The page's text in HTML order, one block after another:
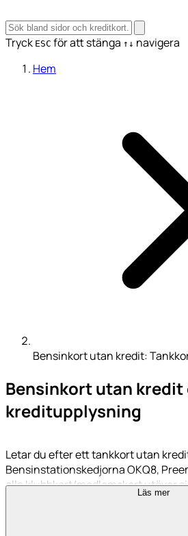
Tryck ESC för att stänga ↑↓ navigera
Hem
Bensinkort utan kredit:
Bensinkort utan kredit
kreditupplysning
Letar du efter ett tankkort utan
Bensinstationskedjorna OKQ8,
alla klubbkort/medlemskort utöver
och Visa-kreditkort. Klubbkorten
Läs mer